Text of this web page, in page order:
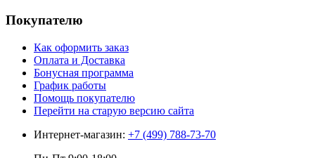
Покупателю
Как оформить заказ
Оплата и Доставка
Бонусная программа
График работы
Помощь покупателю
Перейти на старую версию сайта
Интернет-магазин: +7 (499) 788-73-70